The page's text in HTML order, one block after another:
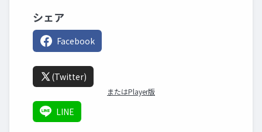
シェア
Facebook
(Twitter)
またはPlayer版
LINE